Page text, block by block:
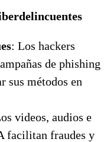
: Los hackers
de phishing
sus métodos en
videos, audios e
facilitan fraudes y